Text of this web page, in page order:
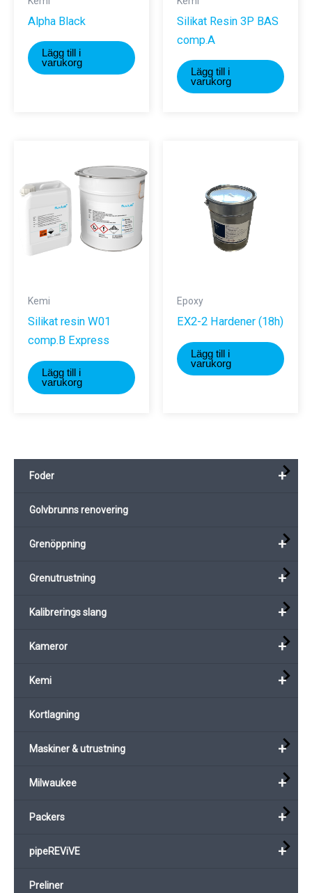
Alpha Black
Lägg till i
varukorg
Silikat Resin 3P BAS
comp.A
Lägg till i
varukorg
Kemi
Silikat resin W01
comp.B Express
Lägg till i
varukorg
Epoxy
EX2-2 Hardener (18h)
Lägg till i
varukorg
+
Foder
Golvbrunns renovering
+
Grenöppning
+
Grenutrustning
+
Kalibrerings slang
+
Kameror
+
Kemi
Kortlagning
+
Maskiner & utrustning
+
Milwaukee
+
Packers
+
pipeREViVE
Preliner